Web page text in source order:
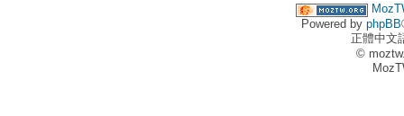
Powered by phpBB
正體中文
©